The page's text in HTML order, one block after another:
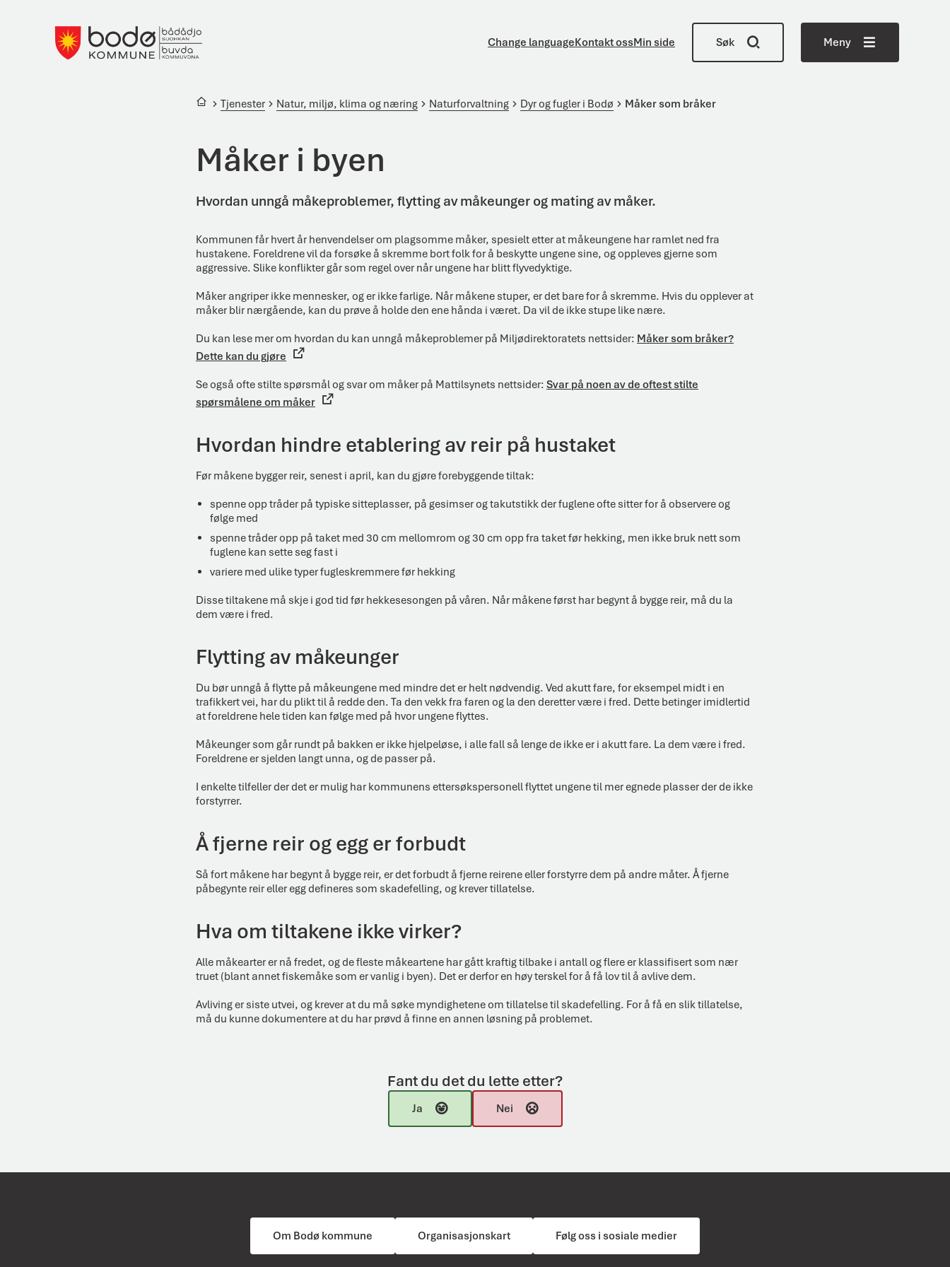
Change languageKontakt ossMin side Søk Meny
Du er her:Tjenester Natur, miljø, klima og næring Naturforvaltning Dyr og fugler i Bodø Måker som bråker
Måker i byen
Hvordan unngå måkeproblemer, flytting av måkeunger og mating av måker.
Kommunen får hvert år henvendelser om plagsomme måker, spesielt etter at måkeungene har ramlet ned fra
hustakene. Foreldrene vil da forsøke å skremme bort folk for å beskytte ungene sine, og oppleves gjerne som
aggressive. Slike konflikter går som regel over når ungene har blitt flyvedyktige.
Måker angriper ikke mennesker, og er ikke farlige. Når måkene stuper, er det bare for å skremme. Hvis du opplever at
måker blir nærgående, kan du prøve å holde den ene hånda i været. Da vil de ikke stupe like nære.
Du kan lese mer om hvordan du kan unngå måkeproblemer på Miljødirektoratets nettsider: Måker som bråker?
Dette kan du gjøre
Se også ofte stilte spørsmål og svar om måker på Mattilsynets nettsider: Svar på noen av de oftest stilte
spørsmålene om måker
Hvordan hindre etablering av reir på hustaket
Før måkene bygger reir, senest i april, kan du gjøre forebyggende tiltak:
spenne opp tråder på typiske sitteplasser, på gesimser og takutstikk der fuglene ofte sitter for å observere og
følge med
spenne tråder opp på taket med 30 cm mellomrom og 30 cm opp fra taket før hekking, men ikke bruk nett som
fuglene kan sette seg fast i
variere med ulike typer fugleskremmere før hekking
Disse tiltakene må skje i god tid før hekkesesongen på våren. Når måkene først har begynt å bygge reir, må du la
dem være i fred.
Flytting av måkeunger
Du bør unngå å flytte på måkeungene med mindre det er helt nødvendig. Ved akutt fare, for eksempel midt i en
trafikkert vei, har du plikt til å redde den. Ta den vekk fra faren og la den deretter være i fred. Dette betinger imidlertid
at foreldrene hele tiden kan følge med på hvor ungene flyttes.
Måkeunger som går rundt på bakken er ikke hjelpeløse, i alle fall så lenge de ikke er i akutt fare. La dem være i fred.
Foreldrene er sjelden langt unna, og de passer på.
I enkelte tilfeller der det er mulig har kommunens ettersøkspersonell flyttet ungene til mer egnede plasser der de ikke
forstyrrer.
Å fjerne reir og egg er forbudt
Så fort måkene har begynt å bygge reir, er det forbudt å fjerne reirene eller forstyrre dem på andre måter. Å fjerne
påbegynte reir eller egg defineres som skadefelling, og krever tillatelse.
Hva om tiltakene ikke virker?
Alle måkearter er nå fredet, og de fleste måkeartene har gått kraftig tilbake i antall og flere er klassifisert som nær
truet (blant annet fiskemåke som er vanlig i byen). Det er derfor en høy terskel for å få lov til å avlive dem.
Avliving er siste utvei, og krever at du må søke myndighetene om tillatelse til skadefelling. For å få en slik tillatelse,
må du kunne dokumentere at du har prøvd å finne en annen løsning på problemet.
Fant du det du lette etter?
Ja Nei
Om Bodø kommune Organisasjonskart Følg oss i sosiale medier